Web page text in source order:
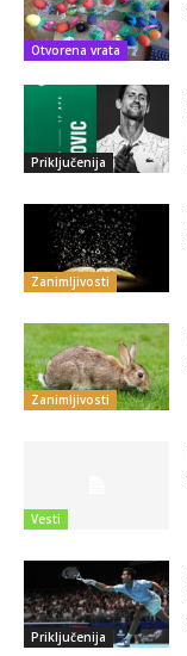
Otvorena vrata
Priključenija
Zanimljivosti
Zanimljivosti
Vesti
Priključenija